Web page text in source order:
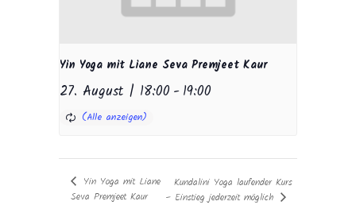
Yin Yoga mit Liane Seva Premjeet Kaur
27. August | 18:00 -19:00
Yin Yoga mit Liane
Seva Premjeet Kaur
Kundalini Yoga laufender Kurs
– Einstieg jederzeit möglich